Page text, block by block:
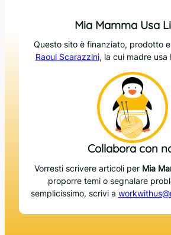
Mia Mamma Usa
Questo sito è finanziato, prodotto
Raoul Scarazzini, la cui madre usa
Collabora con
Vorresti scrivere articoli per Mia
proporre temi o segnalare
semplicissimo, scrivi a